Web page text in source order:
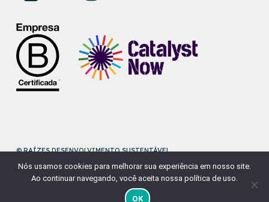
© RAÍZES DESENVOLVIMENTO SUSTENTÁVEL
DESENVOLVIDO PORNAÇÃODESIGN
Nós usamos cookies para melhorar sua experiência em nosso site.
Ao continuar navegando, você aceita nossa política de uso.
OK